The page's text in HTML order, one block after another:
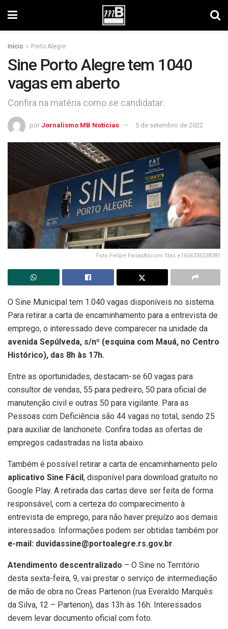
Início Porto Alegre
Sine Porto Alegre tem 1040
vagas em aberto
Confira na matéria como se candidatar.
por Jornalismo MB Notícias 5 de setembro de 2022
Foto Felipe FariasAscom Stas e1656335238381
O Sine Municipal tem 1.040 vagas disponíveis no sistema.
Para retirar a carta de encaminhamento para a entrevista de
emprego, o interessado deve comparecer na unidade da
avenida Sepúlveda, s/nº (esquina com Mauá, no Centro
Histórico), das 8h às 17h.
Entre as oportunidades, destacam-se 60 vagas para
consultor de vendas, 55 para pedreiro, 50 para oficial de
manutenção civil e outras 50 para vigilante. Para as
Pessoas com Deficiência são 44 vagas no total, sendo 25
para auxiliar de lanchonete. Confira todas as ofertas de
empregos cadastradas na lista abaixo.
Também é possível retirar a carta de encaminhamento pelo
aplicativo Sine Fácil, disponível para download gratuito no
Google Play. A retirada das cartas deve ser feita de forma
responsável, com a certeza do comparecimento à
entrevista de emprego, para não haver prejuízo aos demais
interessados. Informações podem ser obtidas também por
e-mail: duvidassine@portoalegre.rs.gov.br.
Atendimento descentralizado – O Sine no Território
desta sexta-feira, 9, vai prestar o serviço de intermediação
de mão de obra no Creas Partenon (rua Everaldo Marquês
da Silva, 12 – Partenon), das 13h às 16h. Interessados
devem levar documento oficial com foto.